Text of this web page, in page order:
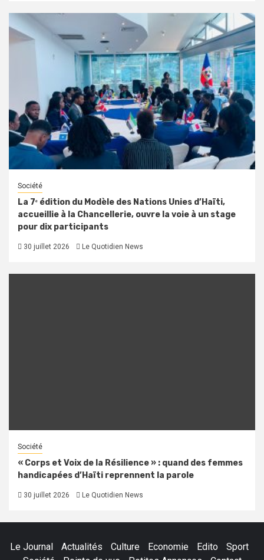
Société
La 7ᵉ édition du Modèle des Nations Unies d’Haïti,
accueillie à la Chancellerie, ouvre la voie à un stage
pour dix participants
30 juillet 2026 Le Quotidien News
Société
« Corps et Voix de la Résilience » : quand des femmes
handicapées d’Haïti reprennent la parole
30 juillet 2026 Le Quotidien News
Le Journal Actualités Culture Economie Edito
Sport